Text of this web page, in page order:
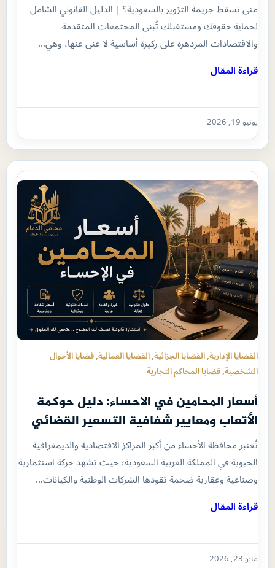
متى تسقط جريمة التزوير بالسعودية؟ | الدليل القانوني الشامل
لحماية حقوقك ومستقبلك تُبنى المجتمعات المتقدمة
والاقتصادات المزدهرة على ركيزة أساسية لا غنى عنها، وهي…
قراءة المقال
يونيو 19, 2026
القضايا الإدارية, القضايا الجزائية, القضايا العمالية, قضايا الأحوال
الشخصية, قضايا المحاكم التجارية
أسعار المحامين في الاحساء: دليل حوكمة
الأتعاب ومعايير شفافية التسعير القضائي
تُعتبر محافظة الأحساء من أكبر المراكز الاقتصادية والديمغرافية
الحيوية في المملكة العربية السعودية؛ حيث تشهد حركة استثمارية
وصناعية وعقارية ضخمة تقودها الشركات الوطنية والكيانات…
قراءة المقال
مايو 23, 2026